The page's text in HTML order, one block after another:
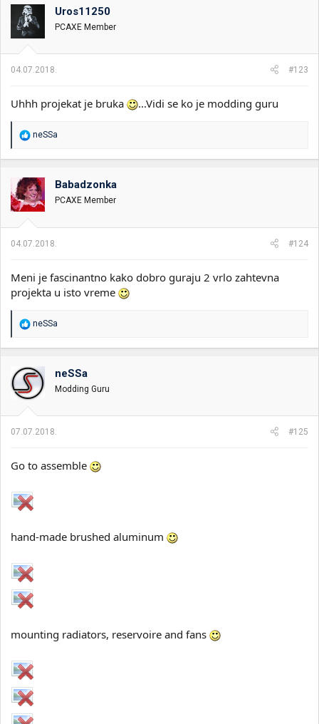
o
v
a
n
:
Uros11250
PCAXE Member
04.07.2018. #123
Uhhh projekat je bruka ...Vidi se ko je modding guru
R
a
o
v
a
n
:
neSSa
Babadzonka
PCAXE Member
04.07.2018. #124
Meni je fascinantno kako dobro guraju 2 vrlo zahtevna
projekta u isto vreme
R
o
v
a
n
:
neSSa
neSSa
Modding Guru
07.07.2018. #125
Go to assemble
hand-made brushed aluminum
mounting radiators, reservoire and fans